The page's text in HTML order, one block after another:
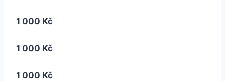
1 000 Kč
1 000 Kč
1 000 Kč